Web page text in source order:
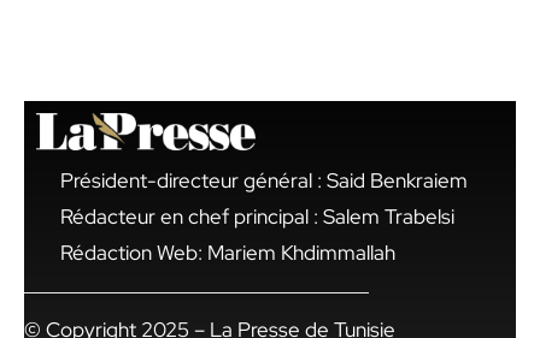
Président-directeur général : Said Benkraiem
Rédacteur en chef principal : Salem Trabelsi
Rédaction Web: Mariem Khdimmallah
© Copyright 2025 – La Presse de Tunisie